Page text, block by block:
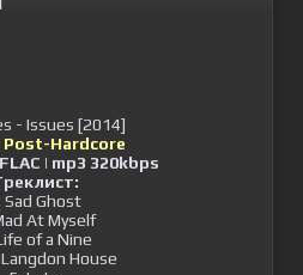
Post-Hardcore
FLAC | mp3 320kbps
Sad Ghost
At Myself
of a Nine
House